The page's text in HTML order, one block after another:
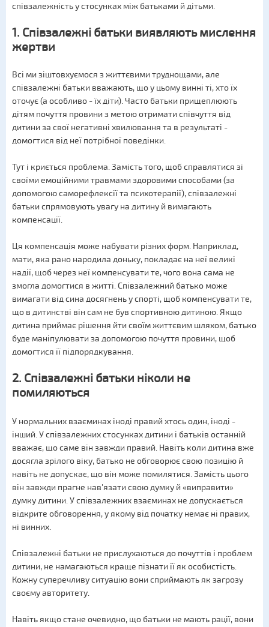
співзалежність у стосунках між батьками й дітьми.
1. Співзалежні батьки виявляють мислення
жертви
Всі ми зіштовхуємося з життєвими труднощами, але
співзалежні батьки вважають, що у цьому винні ті, хто їх
оточує (а особливо - їх діти). Часто батьки прищеплюють
дітям почуття провини з метою отримати співчуття від
дитини за свої негативні хвилювання та в результаті -
домогтися від неї потрібної поведінки.
Тут і криється проблема. Замість того, щоб справлятися зі
своїми емоційними травмами здоровими способами (за
допомогою саморефлексії та психотерапії), співзалежні
батьки спрямовують увагу на дитину й вимагають
компенсації.
Ця компенсація може набувати різних форм. Наприклад,
мати, яка рано народила доньку, покладає на неї великі
надії, щоб через неї компенсувати те, чого вона сама не
змогла домогтися в житті. Співзалежний батько може
вимагати від сина досягнень у спорті, щоб компенсувати те,
що в дитинстві він сам не був спортивною дитиною. Якщо
дитина приймає рішення йти своїм життєвим шляхом, батько
буде маніпулювати за допомогою почуття провини, щоб
домогтися її підпорядкування.
2. Співзалежні батьки ніколи не
помиляються
У нормальних взаєминах іноді правий хтось один, іноді -
інший. У співзалежних стосунках дитини і батьків останній
вважає, що саме він завжди правий. Навіть коли дитина вже
досягла зрілого віку, батько не обговорює свою позицію й
навіть не допускає, що він може помилятися. Замість цього
він завжди прагне нав'язати свою думку й «виправити»
думку дитини. У співзалежних взаєминах не допускається
відкрите обговорення, у якому від початку немає ні правих,
ні винних.
Співзалежні батьки не прислухаються до почуттів і проблем
дитини, не намагаються краще пізнати її як особистість.
Кожну суперечливу ситуацію вони сприймають як загрозу
своєму авторитету.
Навіть якщо стане очевидно, що батьки не мають рації, вони